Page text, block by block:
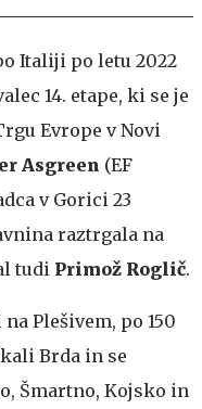
Italiji po letu 2022
14. etape, ki se je
Evrope v Novi
Asgreen (EF
v Gorici 23
raztrgala na
tudi Primož Roglič.
Plešivem, po 150
Brda in se
Šmartno, Kojsko in